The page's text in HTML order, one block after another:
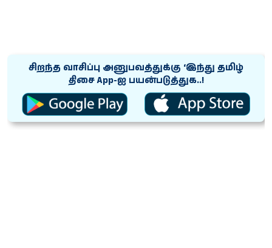
சிறந்த வாசிப்பு அனுபவத்துக்கு ‘இந்து தமிழ்
திசை App-ஐ பயன்படுத்துக..!